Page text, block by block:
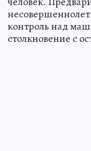
контроль над
столкновение с